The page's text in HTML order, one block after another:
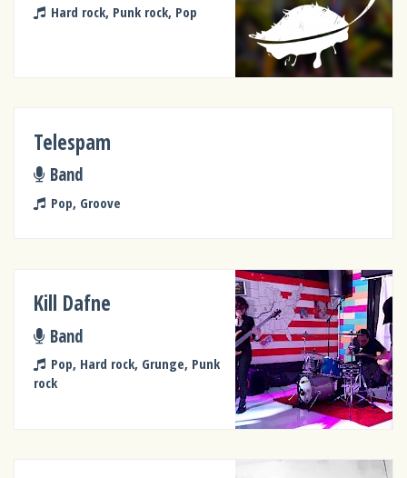
Hard rock, Punk rock, Pop
Telespam
Band
Pop, Groove
Kill Dafne
Band
Pop, Hard rock, Grunge, Punk
rock